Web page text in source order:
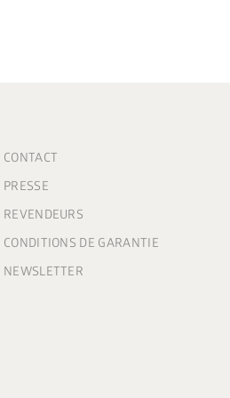
CONTACT
PRESSE
REVENDEURS
CONDITIONS DE GARANTIE
NEWSLETTER